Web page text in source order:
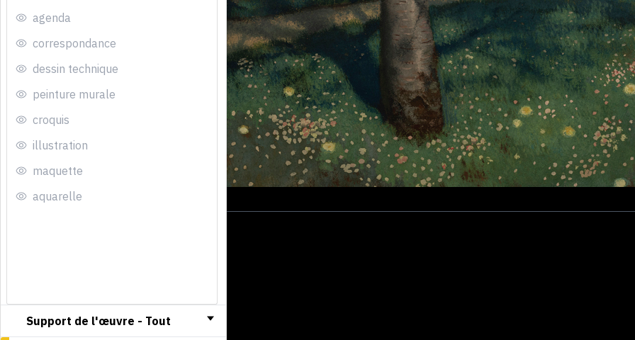
agenda
correspondance
dessin technique
peinture murale
croquis
illustration
maquette
aquarelle
Support de l'œuvre - Tout